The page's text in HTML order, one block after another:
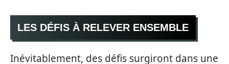
LES DÉFIS À RELEVER ENSEMBLE
Inévitablement, des défis surgiront dans une